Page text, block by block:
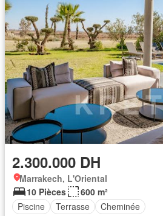
2.300.000 DH
Marrakech, L'Oriental
10 Pièces
600 m²
Piscine
Terrasse Cheminée